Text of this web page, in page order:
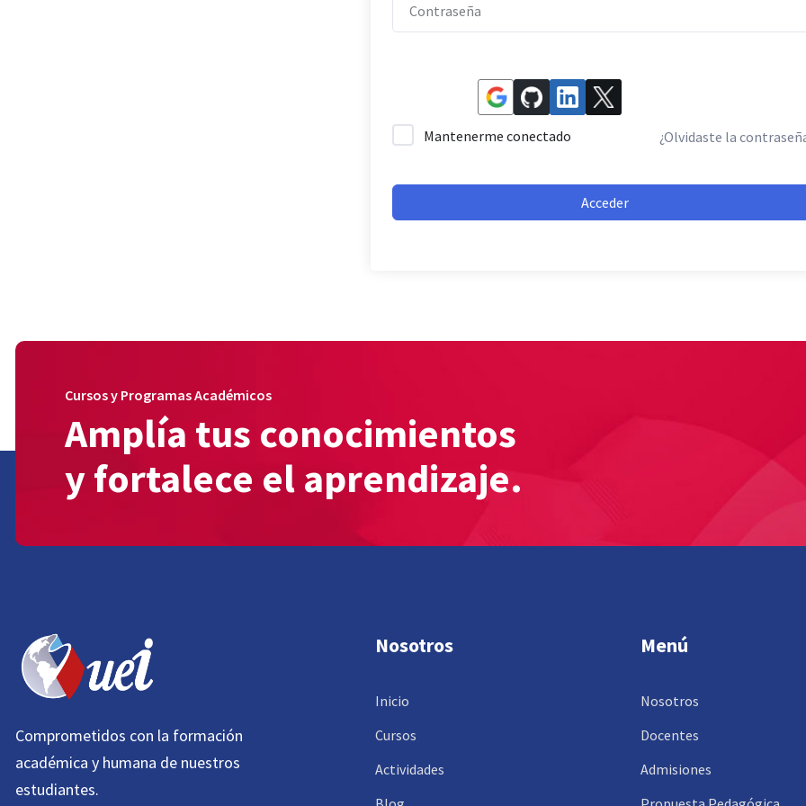
Mantenerme conectado ¿Olvidaste la
Acceder
Cursos y Programas Académicos
Amplía tus conocimientos
y fortalece el aprendizaje.
Comprometidos con la formación
académica y humana de nuestros
estudiantes.
Nosotros
Inicio
Cursos
Actividades
Menú
Nosotros
Docentes
Admisiones